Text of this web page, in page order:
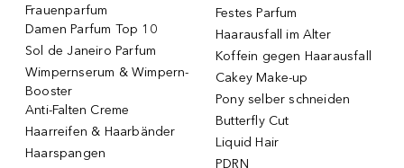
Frauenparfum
Damen Parfum Top 10
Sol de Janeiro Parfum
Wimpernserum & Wimpern-
Booster
Anti-Falten Creme
Haarreifen & Haarbänder
Haarspangen
Festes Parfum
Haarausfall im Alter
Koffein gegen Haarausfall
Cakey Make-up
Pony selber schneiden
Butterfly Cut
Liquid Hair
PDRN